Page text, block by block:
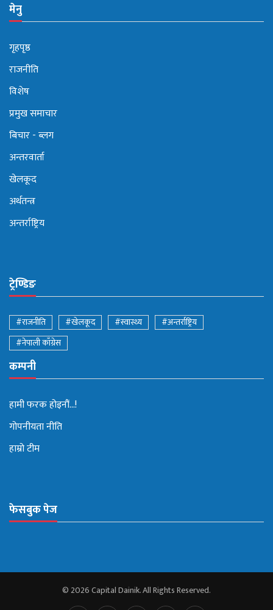
मेनु
गृहपृष्ठ
राजनीति
विशेष
प्रमुख समाचार
बिचार - ब्लग
अन्तरवार्ता
खेलकूद
अर्थतन्त्र
अन्तर्राष्ट्रिय
ट्रेण्डिङ
#राजनीति #खेलकूद #स्वास्थ्य
#अन्तर्राष्ट्रिय
#नेपाली काँग्रेस
कम्पनी
हामी फरक होइनौं...!
गोपनीयता नीति
हाम्रो टीम
फेसबुक पेज
© 2026 Capital Dainik. All Rights Reserved.